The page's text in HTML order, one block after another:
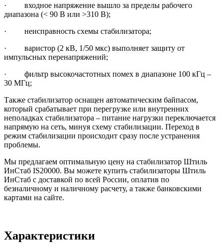
· входное напряжение вышло за пределы рабочего
диапазона (< 90 В или >310 В);
· неисправность схемы стабилизатора;
· варистор (2 кВ, 1/50 мкс) выполняет защиту от
импульсных перенапряжений;
· фильтр высокочастотных помех в диапазоне 100 кГц –
30 МГц;
Также стабилизатор оснащен автоматическим байпасом,
который срабатывает при перегрузке или внутренних
неполадках стабилизатора – питание нагрузки переключается
напрямую на сеть, минуя схему стабилизации. Переход в
режим стабилизации происходит сразу после устранения
проблемы.
Мы предлагаем оптимальную цену на стабилизатор Штиль
ИнСтаб IS20000. Вы можете купить стабилизаторы Штиль
ИнСтаб с доставкой по всей России, оплатив по
безналичному и наличному расчету, а также банковскими
картами на сайте.
Характеристики